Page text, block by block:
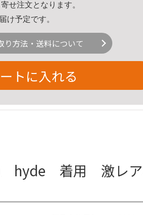
せ注文となります。
け予定です。
り方法・送料について
トに入れる
着用 激レアハ